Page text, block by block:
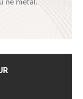
ne métal.